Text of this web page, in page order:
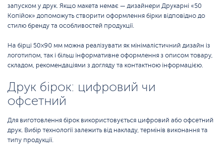
запуском у друк. Якщо макета немає — дизайнери Друкарні «50
Копійок» допоможуть створити оформлення бірки відповідно до
стилю бренду та особливостей продукції.
На бірці 50×90 мм можна реалізувати як мінімалістичний дизайн із
логотипом, так і більш інформативне оформлення з описом товару,
складом, рекомендаціями з догляду та контактною інформацією.
Друк бірок: цифровий чи
офсетний
Для виготовлення бірок використовується цифровий або офсетний
друк. Вибір технології залежить від накладу, термінів виконання та
типу продукції.